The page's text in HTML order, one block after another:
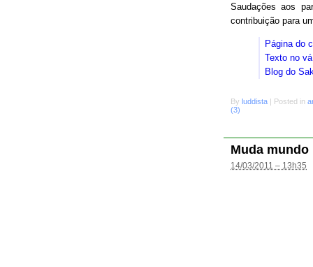
Saudações aos
contribuição para
Página do
Texto no
Blog do
By luddista Posted in
(3)
Muda mundo
14/03/2011 – 13h35